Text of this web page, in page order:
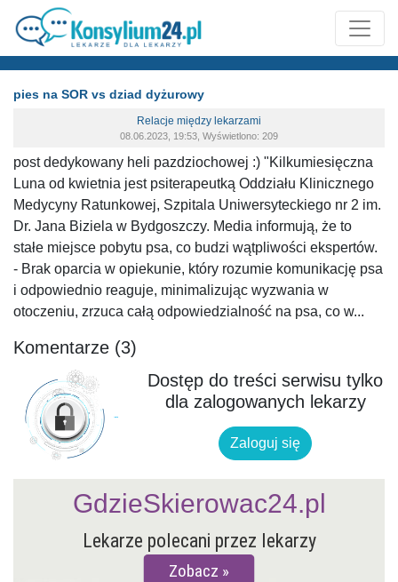
pies na SOR vs dziad dyżurowy
Relacje między lekarzami
08.06.2023, 19:53, Wyświetlono: 209
post dedykowany heli pazdziochowej :) "Kilkumiesięczna
Luna od kwietnia jest psiterapeutką Oddziału Klinicznego
Medycyny Ratunkowej, Szpitala Uniwersyteckiego nr 2 im.
Dr. Jana Biziela w Bydgoszczy. Media informują, że to
stałe miejsce pobytu psa, co budzi wątpliwości ekspertów.
- Brak oparcia w opiekunie, który rozumie komunikację psa
i odpowiednio reaguje, minimalizując wyzwania w
otoczeniu, zrzuca całą odpowiedzialność na psa, co w...
Komentarze (3)
Dostęp do treści serwisu tylko
dla zalogowanych lekarzy
Zaloguj się
Lekarze polecani przez lekarzy
Zobacz
GdzieSkierowac24.pl